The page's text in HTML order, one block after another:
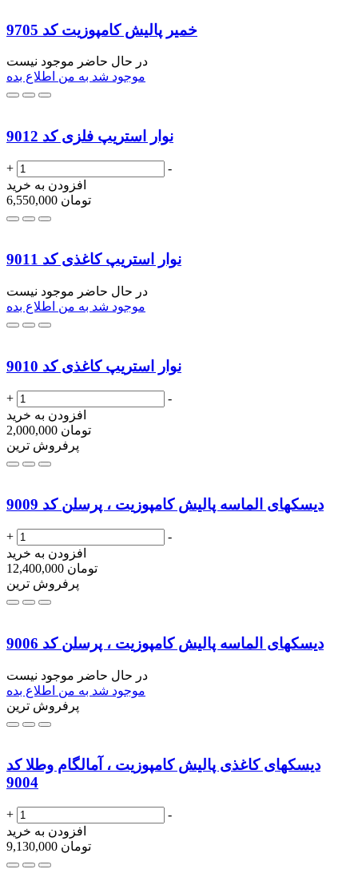
خمیر پالیش کامپوزیت کد 9705
در حال حاضر موجود نیست
موجود شد به من اطلاع بده
نوار استریپ فلزی کد 9012
+
-
افزودن به خرید
6,550,000 تومان
نوار استریپ کاغذی کد 9011
در حال حاضر موجود نیست
موجود شد به من اطلاع بده
نوار استریپ کاغذی کد 9010
+
-
افزودن به خرید
2,000,000 تومان
پرفروش ترین
دیسکهای الماسه پالیش کامپوزیت ، پرسلن کد 9009
+
-
افزودن به خرید
12,400,000 تومان
پرفروش ترین
دیسکهای الماسه پالیش کامپوزیت ، پرسلن کد 9006
در حال حاضر موجود نیست
موجود شد به من اطلاع بده
پرفروش ترین
دیسکهای کاغذی پالیش کامپوزیت ، آمالگام وطلا کد
9004
+
-
افزودن به خرید
9,130,000 تومان